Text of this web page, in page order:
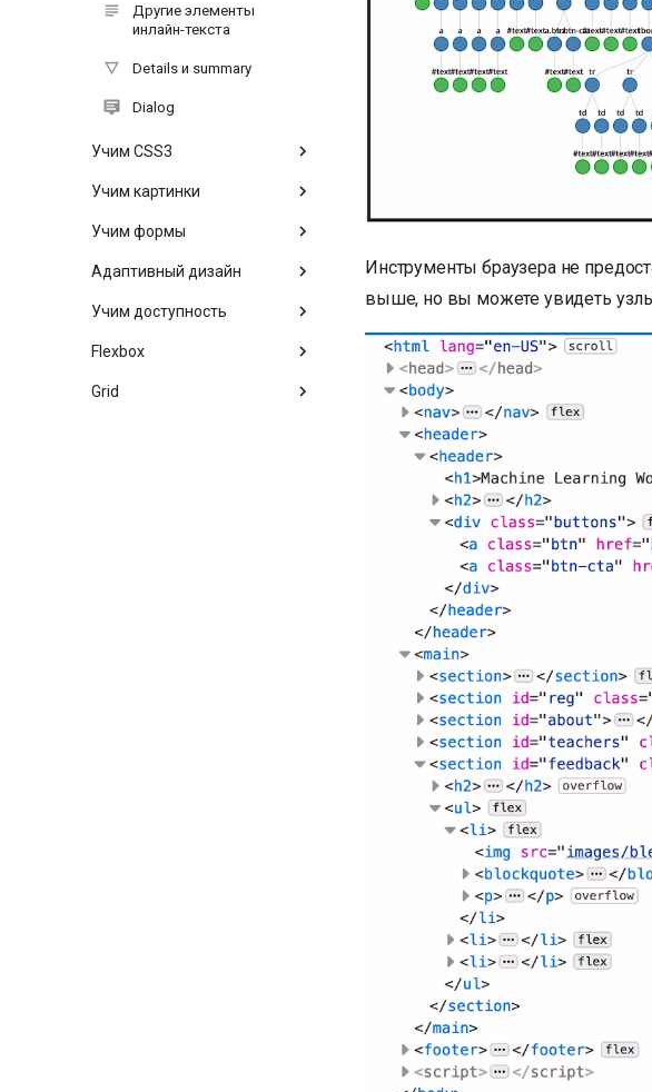
Другие элементы
инлайн-текста
Details и summary
Dialog
Учим CSS3
Учим картинки
Учим формы
Адаптивный дизайн
Учим доступность
Flexbox
Grid
Инструменты браузера не
выше, но вы можете увидеть